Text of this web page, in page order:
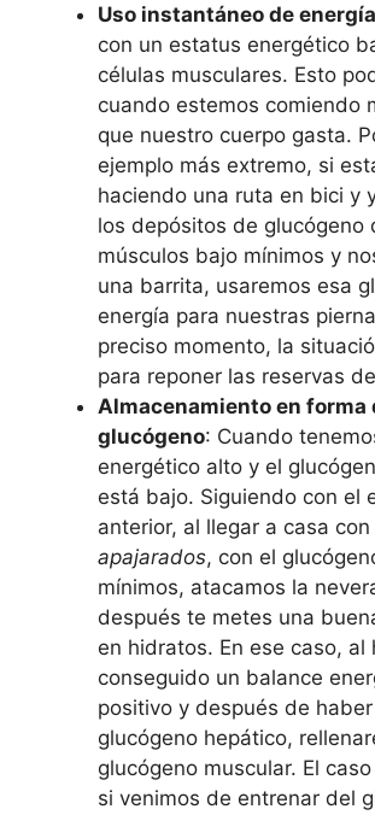
Uso instantáneo de energía
con un estatus energético
células musculares. Esto
cuando estemos comiendo
que nuestro cuerpo gasta.
ejemplo más extremo, si
haciendo una ruta en bici y
los depósitos de glucógeno
músculos bajo mínimos y
una barrita, usaremos esa
energía para nuestras
preciso momento, la
para reponer las reservas
Almacenamiento en forma
glucógeno: Cuando
energético alto y el
está bajo. Siguiendo con el
anterior, al llegar a casa
apajarados, con el
mínimos, atacamos la
después te metes una
en hidratos. En ese caso, al
conseguido un balance
positivo y después de
glucógeno hepático,
glucógeno muscular. El
si venimos de entrenar del